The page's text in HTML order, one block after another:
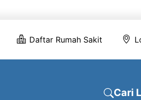
Daftar Rumah Sakit
Cari